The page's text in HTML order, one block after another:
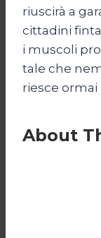
riuscirà a
cittadini
i muscoli
tale che
riesce ormai
About